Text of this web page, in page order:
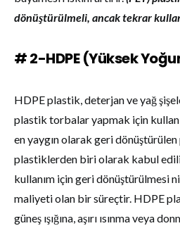
dönüştürülmeli, ancak tekrar
# 2-HDPE (Yüksek
HDPE plastik, deterjan ve yağ
plastik torbalar yapmak için
en yaygın olarak geri
plastiklerden biri olarak kabul
kullanım için geri dönüştürülmesi
maliyeti olan bir süreçtir. HDPE
güneş ışığına, aşırı ısınma veya